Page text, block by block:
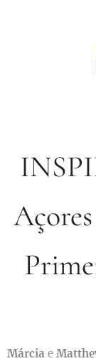
Márcia e